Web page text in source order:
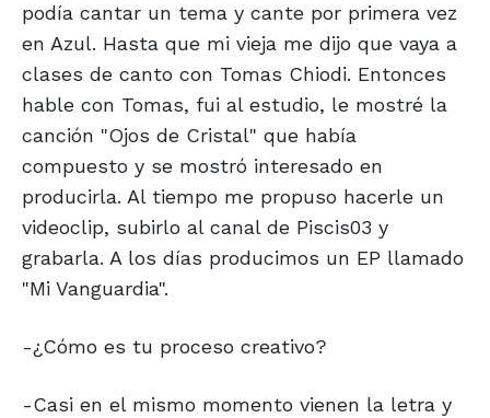
podía cantar un tema y cante por primera vez
en Azul. Hasta que mi vieja me dijo que vaya a
clases de canto con Tomas Chiodi. Entonces
hable con Tomas, fui al estudio, le mostré la
canción "Ojos de Cristal" que había
compuesto y se mostró interesado en
producirla. Al tiempo me propuso hacerle un
videoclip, subirlo al canal de Piscis03 y
grabarla. A los días producimos un EP llamado
"Mi Vanguardia".
-¿Cómo es tu proceso creativo?
-Casi en el mismo momento vienen la letra y